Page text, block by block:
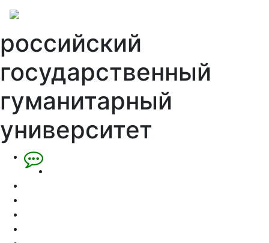
российский
государственный
гуманитарный
университет